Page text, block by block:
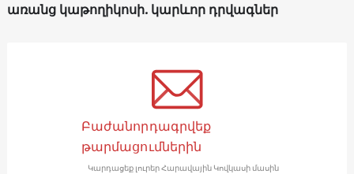
առանց կաթողիկոսի. կարևոր դրվագներ
Բաժանորդագրվեք
թարմացումներին
Կարդացեք լուրեր Հարավային Կովկասի մասին